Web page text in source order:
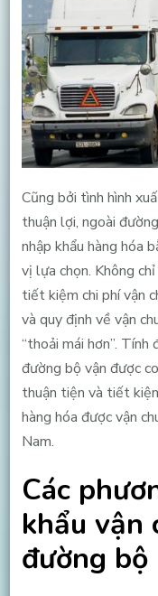
Cũng bởi tình hình
thuận lợi, ngoài
nhập khẩu hàng hóa
vị lựa chọn. Không
tiết kiệm chi phí vận
và quy định về vận
“thoải mái hơn”. Tính
đường bộ vận được
thuận tiện và tiết
hàng hóa được vận
Nam.
Các
khẩu vận
đường bộ